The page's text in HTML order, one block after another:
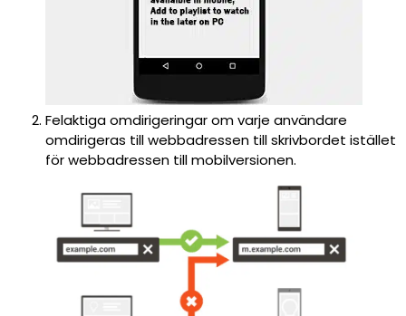
Felaktiga omdirigeringar om varje användare
omdirigeras till webbadressen till skrivbordet istället
för webbadressen till mobilversionen.